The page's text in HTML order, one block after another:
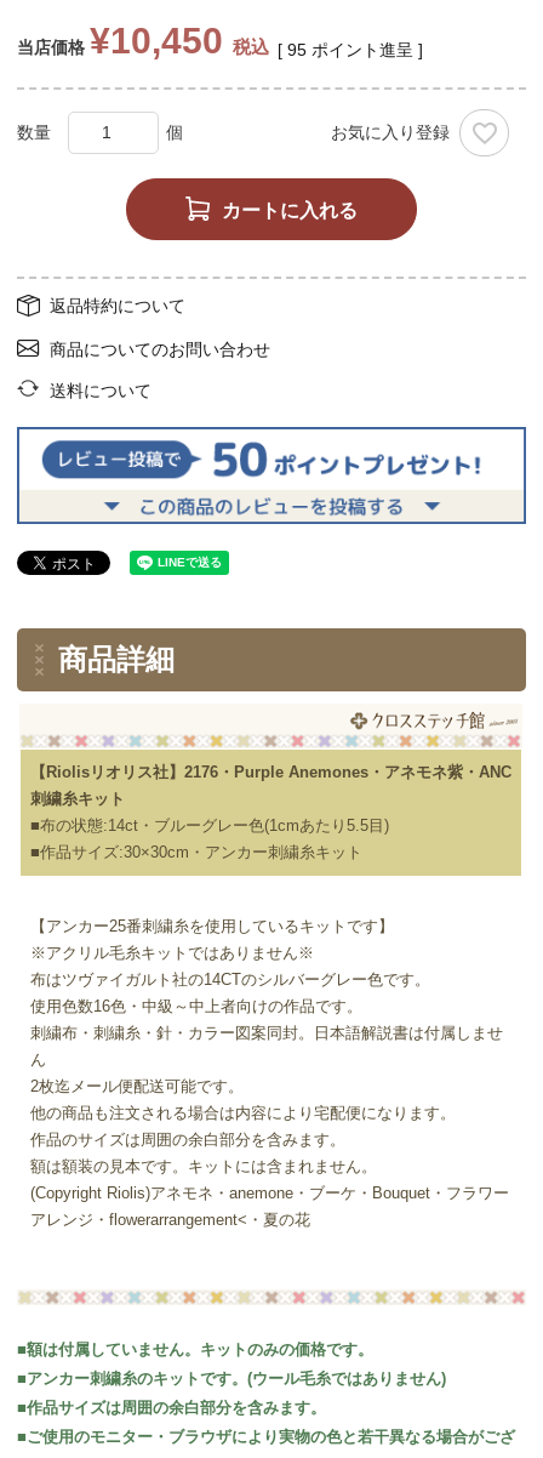
当店価格 ¥10,450 税込 [ 95 ポイント進呈 ]
お気に入り登録
カートに入れる
返品特約について
商品についてのお問い合わせ
送料について
商品詳細
【Riolisリオリス社】2176・Purple Anemones・アネモネ紫・ANC
刺繍糸キット
■布の状態:14ct・ブルーグレー色(1cmあたり5.5目)
■作品サイズ:30×30cm・アンカー刺繍糸キット
【アンカー25番刺繍糸を使用しているキットです】
※アクリル毛糸キットではありません※
布はツヴァイガルト社の14CTのシルバーグレー色です。
使用色数16色・中級～中上者向けの作品です。
刺繍布・刺繍糸・針・カラー図案同封。日本語解説書は付属しませ
ん
2枚迄メール便配送可能です。
他の商品も注文される場合は内容により宅配便になります。
作品のサイズは周囲の余白部分を含みます。
額は額装の見本です。キットには含まれません。
(Copyright Riolis)アネモネ・anemone・ブーケ・Bouquet・フラワー
アレンジ・flowerarrangement<・夏の花
■額は付属していません。キットのみの価格です。
■アンカー刺繍糸のキットです。(ウール毛糸ではありません)
■作品サイズは周囲の余白部分を含みます。
■ご使用のモニター・ブラウザにより実物の色と若干異なる場合がござ